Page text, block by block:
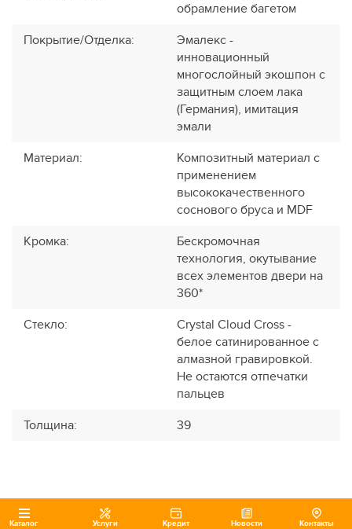
Каталог Услуги Кредит Новости Контакты
обрамление багетом
Покрытие/Отделка:
Эмалекс -
инновационный
многослойный экошпон с
защитным слоем лака
(Германия), имитация
эмали
Материал:
Композитный материал с
применением
высококачественного
соснового бруса и MDF
Кромка:
Бескромочная
технология, окутывание
всех элементов двери на
360*
Стекло:
Crystal Cloud Cross -
белое сатинированное с
алмазной гравировкой.
Не остаются отпечатки
пальцев
Толщина: 39